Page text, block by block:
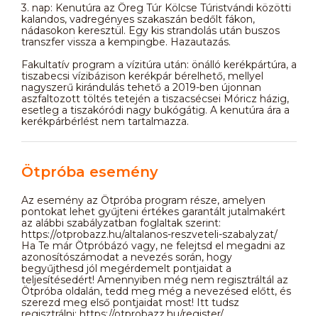
3. nap: Kenutúra az Öreg Túr Kölcse Túristvándi közötti
kalandos, vadregényes szakaszán bedőlt fákon,
nádasokon keresztül. Egy kis strandolás után buszos
transzfer vissza a kempingbe. Hazautazás.
Fakultatív program a vízitúra után: önálló kerékpártúra, a
tiszabecsi vízibázison kerékpár bérelhető, mellyel
nagyszerű kirándulás tehető a 2019-ben újonnan
aszfaltozott töltés tetején a tiszacsécsei Móricz házig,
esetleg a tiszakóródi nagy bukógátig. A kenutúra ára a
kerékpárbérlést nem tartalmazza.
Ötpróba esemény
Az esemény az Ötpróba program része, amelyen
pontokat lehet gyűjteni értékes garantált jutalmakért
az alábbi szabályzatban foglaltak szerint:
https://otprobazz.hu/altalanos-reszveteli-szabalyzat/
Ha Te már Ötpróbázó vagy, ne felejtsd el megadni az
azonosítószámodat a nevezés során, hogy
begyűjthesd jól megérdemelt pontjaidat a
teljesítésedért! Amennyiben még nem regisztráltál az
Ötpróba oldalán, tedd meg még a nevezésed előtt, és
szerezd meg első pontjaidat most! Itt tudsz